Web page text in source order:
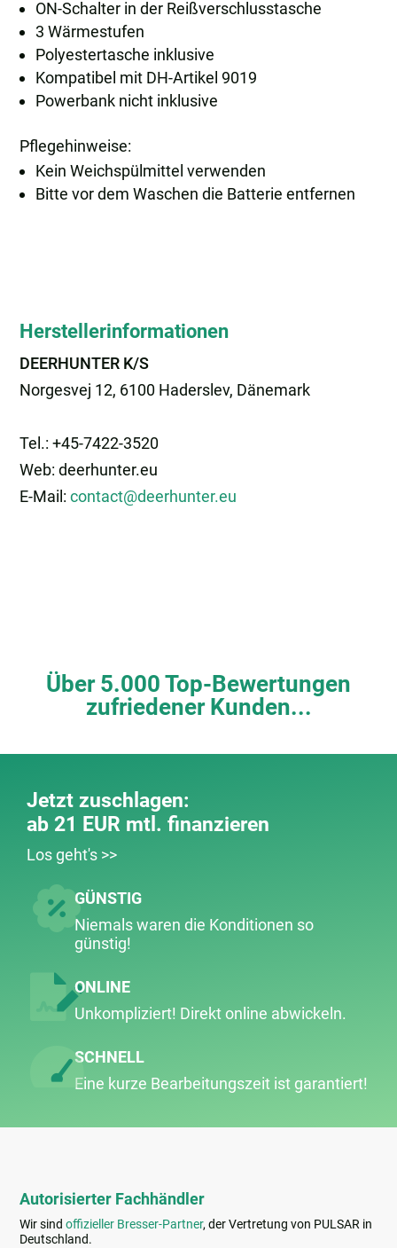
ON-Schalter in der Reißverschlusstasche
3 Wärmestufen
Polyestertasche inklusive
Kompatibel mit DH-Artikel 9019
Powerbank nicht inklusive
Pflegehinweise:
Kein Weichspülmittel verwenden
Bitte vor dem Waschen die Batterie entfernen
Herstellerinformationen
DEERHUNTER K/S
Norgesvej 12, 6100 Haderslev, Dänemark
Tel.: +45-7422-3520
Web: deerhunter.eu
E-Mail:contact@deerhunter.eu
Über 5.000 Top-Bewertungen
zufriedener Kunden...
Jetzt zuschlagen:
ab 21 EUR mtl. finanzieren
Los geht's >>
GÜNSTIG
Niemals waren die Konditionen so
günstig!
ONLINE
Unkompliziert! Direkt online abwickeln.
SCHNELL
Eine kurze Bearbeitungs­zeit ist garantiert!
Autorisierter Fachhändler
Wir sindoffizieller Bresser-Partner, der Vertretung von PULSAR in
Deutschland.